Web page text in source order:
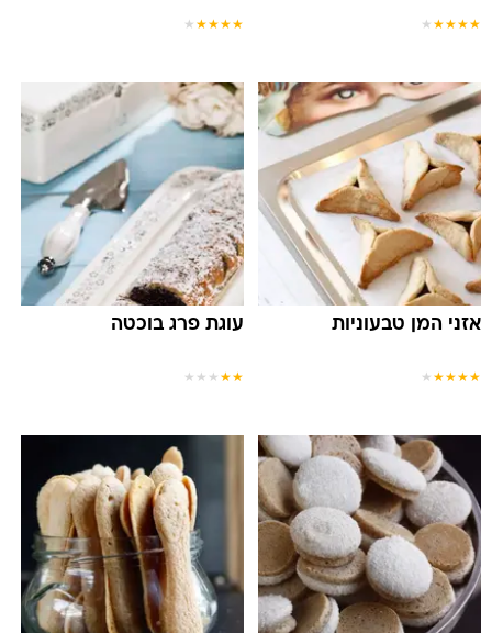
★
★
★
★
★
★
★
★
★
★
אזני המן טבעוניות
★
★
★
★
★
עוגת פרג בוכטה
★
★
★
★
★